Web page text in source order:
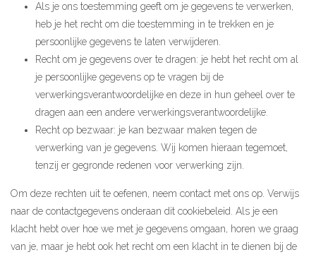
Als je ons toestemming geeft om je gegevens te verwerken,
heb je het recht om die toestemming in te trekken en je
persoonlijke gegevens te laten verwijderen.
Recht om je gegevens over te dragen: je hebt het recht om al
je persoonlijke gegevens op te vragen bij de
verwerkingsverantwoordelijke en deze in hun geheel over te
dragen aan een andere verwerkingsverantwoordelijke.
Recht op bezwaar: je kan bezwaar maken tegen de
verwerking van je gegevens. Wij komen hieraan tegemoet,
tenzij er gegronde redenen voor verwerking zijn.
Om deze rechten uit te oefenen, neem contact met ons op. Verwijs
naar de contactgegevens onderaan dit cookiebeleid. Als je een
klacht hebt over hoe we met je gegevens omgaan, horen we graag
van je, maar je hebt ook het recht om een klacht in te dienen bij de